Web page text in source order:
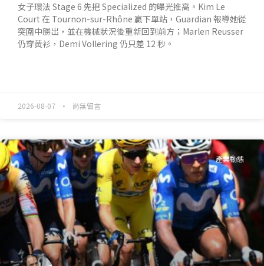
女子環法 Stage 6 先把 Specialized 的曝光推高。Kim Le
Court 在 Tournon-sur-Rhône 贏下單站，Guardian 報導她從
突圍中勝出，並在機械狀況後重新回到前方；Marlen Reusser
仍穿黃衫，Demi Vollering 仍只差 12 秒。
2026-08-07 尚無留言
產業動態